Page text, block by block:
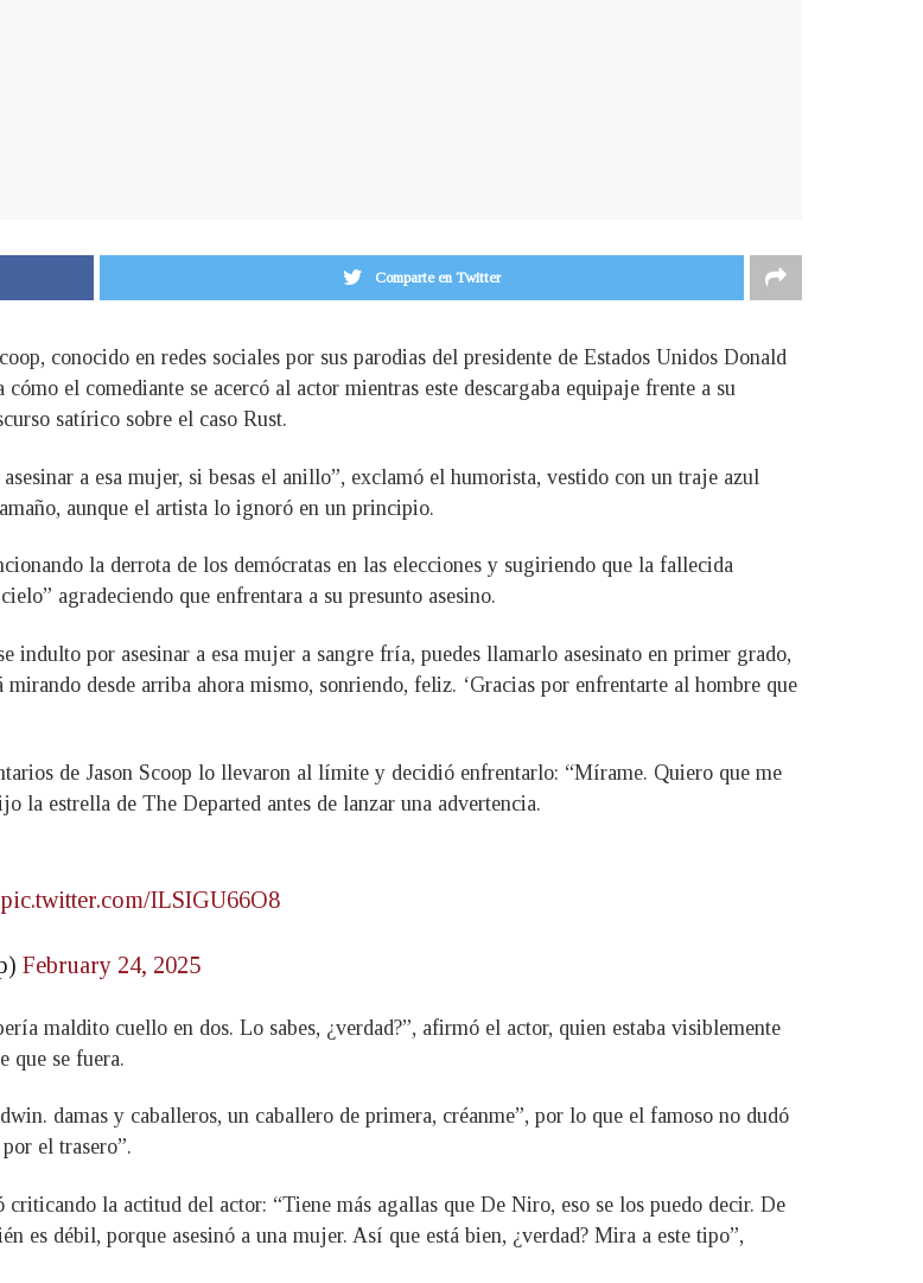
Comparte en Twitter
conocido en redes sociales por sus parodias del presidente de Estados Unidos Donald
el comediante se acercó al actor mientras este descargaba equipaje frente a su
satírico sobre el caso Rust.
a esa mujer, si besas el anillo”, exclamó el humorista, vestido con un traje azul
aunque el artista lo ignoró en un principio.
la derrota de los demócratas en las elecciones y sugiriendo que la fallecida
agradeciendo que enfrentara a su presunto asesino.
indulto por asesinar a esa mujer a sangre fría, puedes llamarlo asesinato en primer grado,
desde arriba ahora mismo, sonriendo, feliz. ‘Gracias por enfrentarte al hombre que
de Jason Scoop lo llevaron al límite y decidió enfrentarlo: “Mírame. Quiero que me
la estrella de The Departed antes de lanzar una advertencia.
pic.twitter.com/ILSIGU66O8
February 24, 2025
maldito cuello en dos. Lo sabes, ¿verdad?”, afirmó el actor, quien estaba visiblemente
que se fuera.
damas y caballeros, un caballero de primera, créanme”, por lo que el famoso no dudó
el trasero”.
la actitud del actor: “Tiene más agallas que De Niro, eso se los puedo decir. De
es débil, porque asesinó a una mujer. Así que está bien, ¿verdad? Mira a este tipo”,